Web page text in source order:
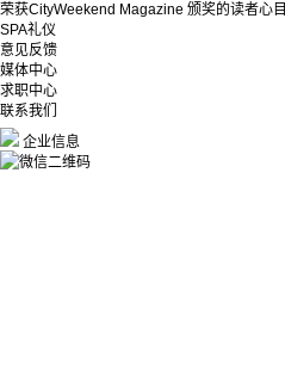
荣获CityWeekend Magazine 颁奖的读者心
SPA礼仪
意见反馈
媒体中心
求职中心
联系我们
企业信息